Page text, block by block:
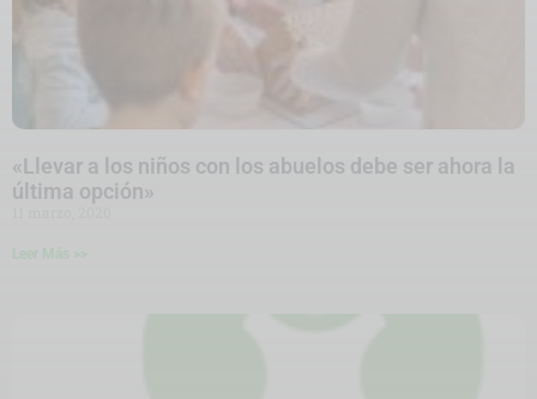
«Llevar a los niños con los abuelos debe ser ahora la
última opción»
Leer Más >>